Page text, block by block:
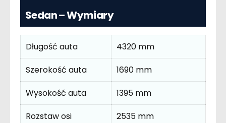
Sedan – Wymiary
Długość auta
4320 mm
Szerokość auta
1690 mm
Wysokość auta
1395 mm
Rozstaw osi
2535 mm